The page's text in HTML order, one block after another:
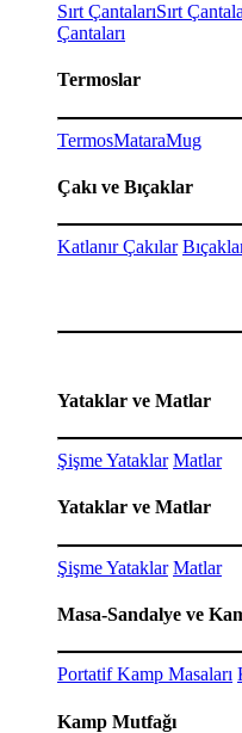
Sırt ÇantalarıSırt
Çantaları
Termoslar
TermosMataraMug
Çakı ve Bıçaklar
Katlanır Çakılar
Yataklar ve Matlar
Şişme Yataklar Matlar
Yataklar ve Matlar
Şişme Yataklar Matlar
Masa-Sandalye ve
Portatif Kamp Masaları
Kamp Mutfağı